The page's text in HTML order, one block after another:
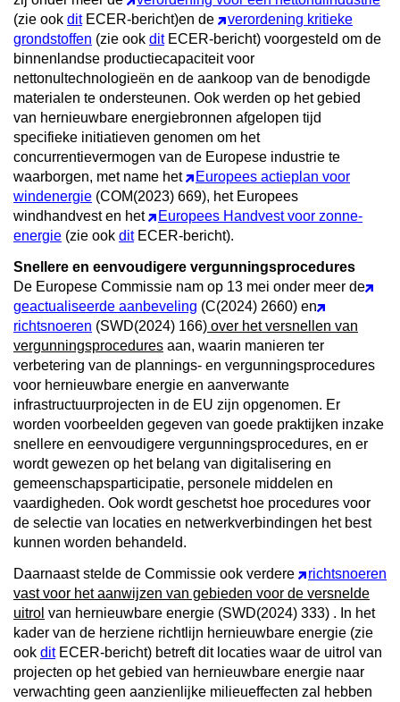
(zie ook ditECER-bericht)en de
verordening kritieke
grondstoffen (zie ook ditECER-bericht) voorgesteld om de
binnenlandse productiecapaciteit voor
nettonultechnologieën en de aankoop van de benodigde
materialen te ondersteunen. Ook werden op het gebied
van hernieuwbare energiebronnen afgelopen tijd
specifieke initiatieven genomen om het
concurrentievermogen van de Europese industrie te
waarborgen, met name het
Europees actieplan voor
windenergie (COM(2023) 669), het Europees
windhandvest en het
Europees Handvest voor zonne-
energie (zie ook ditECER-bericht).
Snellere en eenvoudigere vergunningsprocedures
De Europese Commissie nam op 13 mei onder meer de
geactualiseerde aanbeveling (C(2024) 2660) en
richtsnoeren (SWD(2024) 166) over het versnellen van
vergunningsprocedures aan, waarin manieren ter
verbetering van de plannings- en vergunningsprocedures
voor hernieuwbare energie en aanverwante
infrastructuurprojecten in de EU zijn opgenomen. Er
worden voorbeelden gegeven van goede praktijken inzake
snellere en eenvoudigere vergunningsprocedures, en er
wordt gewezen op het belang van digitalisering en
gemeenschapsparticipatie, personele middelen en
vaardigheden. Ook wordt geschetst hoe procedures voor
de selectie van locaties en netwerkverbindingen het best
kunnen worden behandeld.
Daarnaast stelde de Commissie ook verdere
richtsnoeren
vast voor het aanwijzen van gebieden voor de versnelde
uitrol van hernieuwbare energie (SWD(2024) 333) . In het
kader van de herziene richtlijn hernieuwbare energie (zie
ook ditECER-bericht) betreft dit locaties waar de uitrol van
projecten op het gebied van hernieuwbare energie naar
verwachting geen aanzienlijke milieueffecten zal hebben